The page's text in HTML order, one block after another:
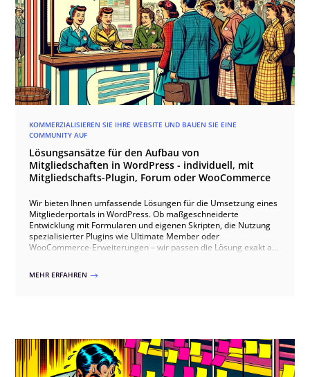
KOMMERZIALISIEREN SIE IHRE WEBSITE UND BAUEN SIE EINE
COMMUNITY AUF
Lösungsansätze für den Aufbau von
Mitgliedschaften in WordPress - individuell, mit
Mitgliedschafts-Plugin, Forum oder WooCommerce
Wir bieten Ihnen umfassende Lösungen für die Umsetzung eines
Mitgliederportals in WordPress. Ob maßgeschneiderte
Entwicklung mit Formularen und eigenen Skripten, die Nutzung
spezialisierter Plugins wie Ultimate Member oder
WooCommerce-Erweiterungen – wir passen die Lösung exakt an
interaktive Funktionen und automatisierte Zahlungsprozesse.
MEHR ERFAHREN $